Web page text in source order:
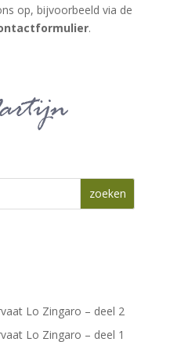
op, bijvoorbeeld via de
.
Lo Zingaro – deel 2
Lo Zingaro – deel 1